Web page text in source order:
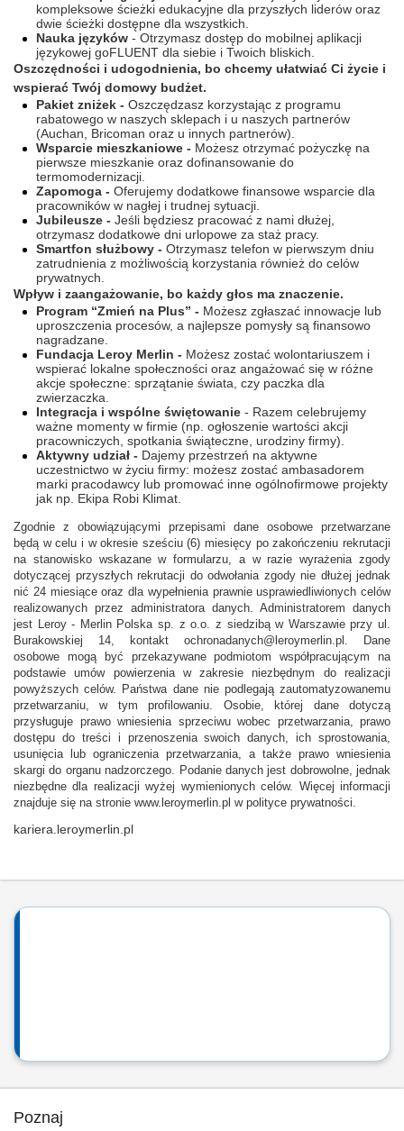
kompleksowe ścieżki edukacyjne dla przyszłych liderów oraz
dwie ścieżki dostępne dla wszystkich.
Nauka języków - Otrzymasz dostęp do mobilnej aplikacji
językowej goFLUENT dla siebie i Twoich bliskich.
Oszczędności i udogodnienia, bo chcemy ułatwiać Ci życie i
wspierać Twój domowy budżet.
Pakiet zniżek - Oszczędzasz korzystając z programu
rabatowego w naszych sklepach i u naszych partnerów
(Auchan, Bricoman oraz u innych partnerów).
Wsparcie mieszkaniowe - Możesz otrzymać pożyczkę na
pierwsze mieszkanie oraz dofinansowanie do
termomodernizacji.
Zapomoga - Oferujemy dodatkowe finansowe wsparcie dla
pracowników w nagłej i trudnej sytuacji.
Jubileusze - Jeśli będziesz pracować z nami dłużej,
otrzymasz dodatkowe dni urlopowe za staż pracy.
Smartfon służbowy - Otrzymasz telefon w pierwszym dniu
zatrudnienia z możliwością korzystania również do celów
prywatnych.
Wpływ i zaangażowanie, bo każdy głos ma znaczenie.
Program “Zmień na Plus” - Możesz zgłaszać innowacje lub
uproszczenia procesów, a najlepsze pomysły są finansowo
nagradzane.
Fundacja Leroy Merlin - Możesz zostać wolontariuszem i
wspierać lokalne społeczności oraz angażować się w różne
akcje społeczne: sprzątanie świata, czy paczka dla
zwierzaczka.
Integracja i wspólne świętowanie - Razem celebrujemy
ważne momenty w firmie (np. ogłoszenie wartości akcji
pracowniczych, spotkania świąteczne, urodziny firmy).
Aktywny udział - Dajemy przestrzeń na aktywne
uczestnictwo w życiu firmy: możesz zostać ambasadorem
marki pracodawcy lub promować inne ogólnofirmowe projekty
jak np. Ekipa Robi Klimat.
Zgodnie z obowiązującymi przepisami dane osobowe przetwarzane
będą w celu i w okresie sześciu (6) miesięcy po zakończeniu rekrutacji
na stanowisko wskazane w formularzu, a w razie wyrażenia zgody
dotyczącej przyszłych rekrutacji do odwołania zgody nie dłużej jednak
nić 24 miesiące oraz dla wypełnienia prawnie usprawiedliwionych celów
realizowanych przez administratora danych. Administratorem danych
jest Leroy - Merlin Polska sp. z o.o. z siedzibą w Warszawie przy ul.
Burakowskiej 14, kontakt ochronadanych@leroymerlin.pl. Dane
osobowe mogą być przekazywane podmiotom współpracującym na
podstawie umów powierzenia w zakresie niezbędnym do realizacji
powyższych celów. Państwa dane nie podlegają zautomatyzowanemu
przetwarzaniu, w tym profilowaniu. Osobie, której dane dotyczą
przysługuje prawo wniesienia sprzeciwu wobec przetwarzania, prawo
dostępu do treści i przenoszenia swoich danych, ich sprostowania,
usunięcia lub ograniczenia przetwarzania, a także prawo wniesienia
skargi do organu nadzorczego. Podanie danych jest dobrowolne, jednak
niezbędne dla realizacji wyżej wymienionych celów. Więcej informacji
znajduje się na stronie www.leroymerlin.pl w polityce prywatności.
kariera.leroymerlin.pl
Poznaj